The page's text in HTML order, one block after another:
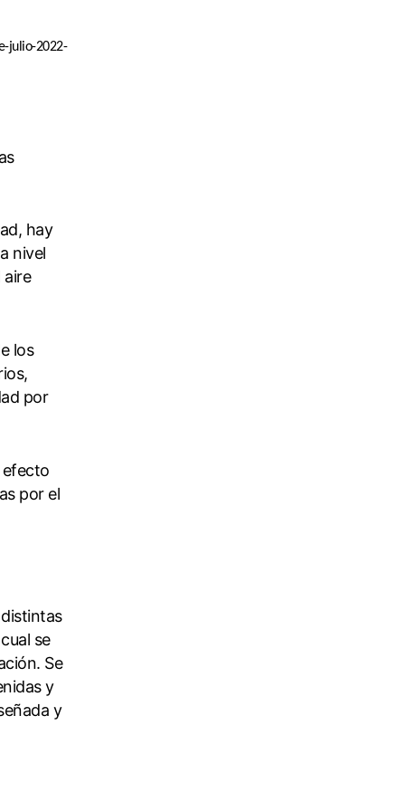
julio-2022-
hay
nivel
aire
los
por
efecto
por el
se
Se
y
y